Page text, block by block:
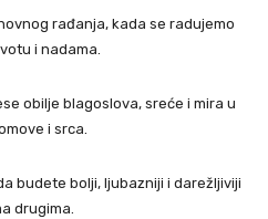
rađanja, kada se radujemo
i nadama.
obilje blagoslova, sreće i mira u
i srca.
budete bolji, ljubazniji i darežljiviji
drugima.